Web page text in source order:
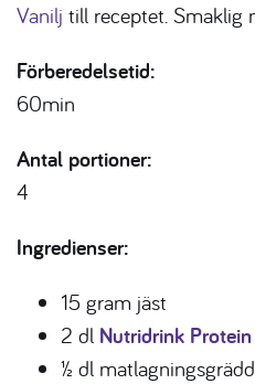
Vanilj till receptet. Smaklig
Förberedelsetid:
60min
Antal portioner:
4
Ingredienser:
15 gram jäst
2 dl Nutridrink
½ dl